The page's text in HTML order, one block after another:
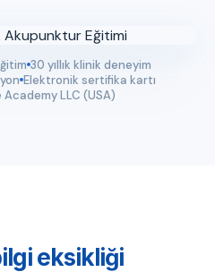
30 yıllık klinik deneyim
Elektronik sertifika kartı
Academy LLC (USA)
eksikliği